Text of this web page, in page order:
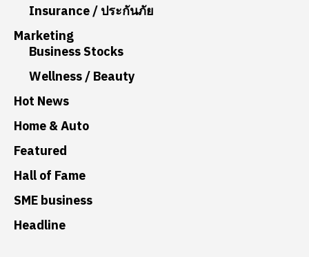
Insurance / ประกันภัย
Marketing
Business Stocks
Wellness / Beauty
Hot News
Home & Auto
Featured
Hall of Fame
SME business
Headline